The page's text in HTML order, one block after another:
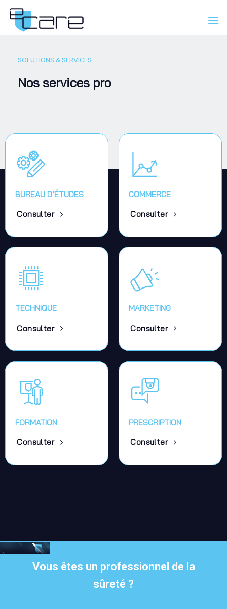
Passer
contenu
SOLUTIONS & SERVICES
Nos services pro
BUREAU D’ÉTUDES
Consulter
COMMERCE
Consulter
TECHNIQUE
Consulter
MARKETING
Consulter
FORMATION
Consulter
PRESCRIPTION
Consulter
Vous êtes un professionnel de la
sûreté ?